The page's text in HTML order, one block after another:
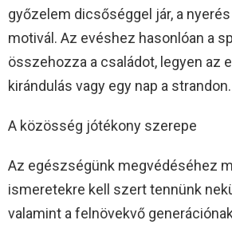
győzelem dicsőséggel jár, a
motivál. Az evéshez hasonlóan a
összehozza a családot, legyen az
kirándulás vagy egy nap a strandon.
A közösség jótékony szerepe
Az egészségünk megvédéséhez
ismeretekre kell szert tennünk
valamint a felnövekvő